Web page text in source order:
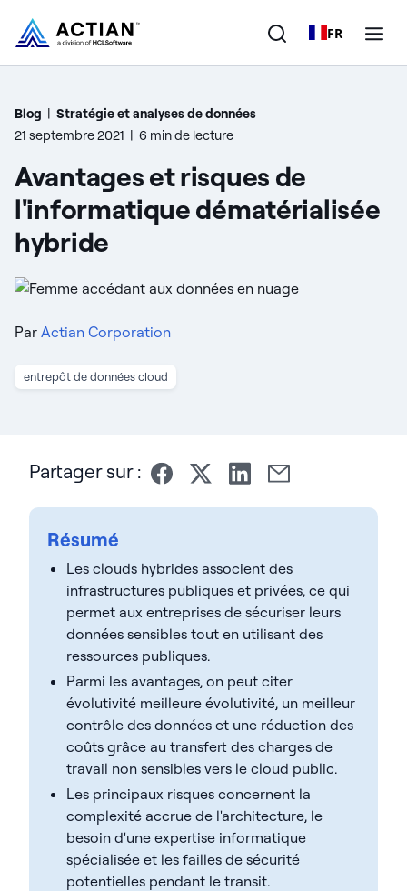
FR
Produits
Clients
Entreprise
Ressources
Blog | Stratégie et analyses de données
21 septembre 2021 | 6 min de lecture
Avantages et risques de
l'informatique dématérialisée
hybride
Par Actian Corporation
entrepôt de données cloud
Partager sur :
Résumé
Les clouds hybrides associent des
infrastructures publiques et privées, ce qui
permet aux entreprises de sécuriser leurs
données sensibles tout en utilisant des
ressources publiques.
Parmi les avantages, on peut citer
évolutivité meilleure évolutivité, un meilleur
contrôle des données et une réduction des
coûts grâce au transfert des charges de
travail non sensibles vers le cloud public.
Les principaux risques concernent la
complexité accrue de l'architecture, le
besoin d'une expertise informatique
spécialisée et les failles de sécurité
potentielles pendant le transit.